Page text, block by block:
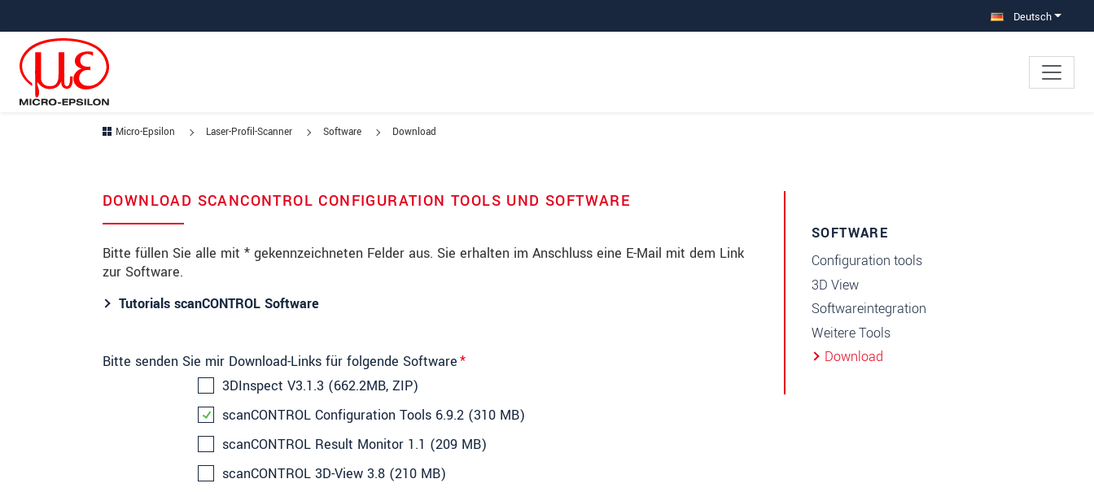
Deutsch
Micro-Epsilon Laser-Profil-Scanner Software Download
DOWNLOAD SCANCONTROL CONFIGURATION TOOLS UND SOFTWARE
Bitte füllen Sie alle mit * gekennzeichneten Felder aus. Sie erhalten im Anschluss eine E-Mail mit dem Link
zur Software.
Tutorials scanCONTROL Software
Bitte senden Sie mir Download-Links für folgende Software*
3DInspect V3.1.3 (662.2MB, ZIP)
scanCONTROL Configuration Tools 6.9.2 (310 MB)
scanCONTROL Result Monitor 1.1 (209 MB)
scanCONTROL 3D-View 3.8 (210 MB)
SOFTWARE
Configuration tools
3D View
Softwareintegration
Weitere Tools
Download